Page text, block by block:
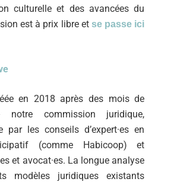
culturelle et des avancées du
est à prix libre et sepasse ici
en 2018 après des mois de
notre commission juridique,
par les conseils d’expert·es en
(comme Habicoop) et
et avocat·es. La longue analyse
modèles juridiques existants